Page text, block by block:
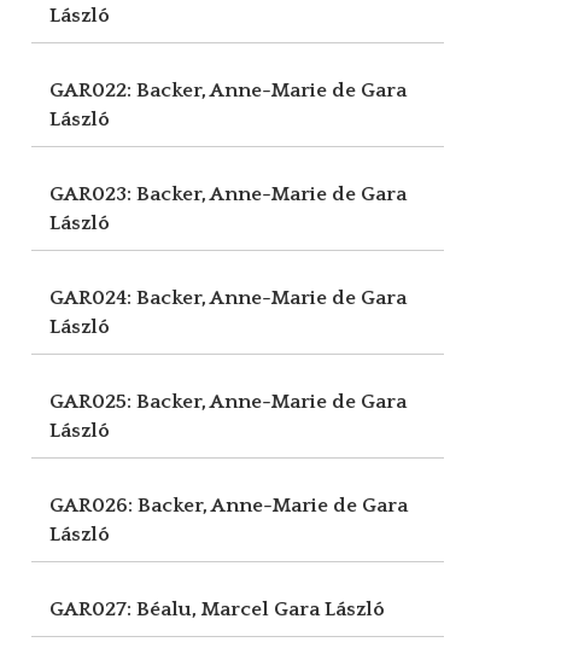
László
GAR022: Backer, Anne-Marie de Gara
László
GAR023: Backer, Anne-Marie de Gara
László
GAR024: Backer, Anne-Marie de Gara
László
GAR025: Backer, Anne-Marie de Gara
László
GAR026: Backer, Anne-Marie de Gara
László
GAR027: Béalu, Marcel Gara László